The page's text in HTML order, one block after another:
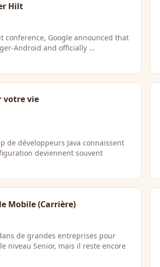
Hilt
conference, Google announced that
Android and officially …
votre vie
de développeurs Java connaissent
deviennent souvent
Mobile (Carrière)
de grandes entreprises pour
niveau Senior, mais il reste encore